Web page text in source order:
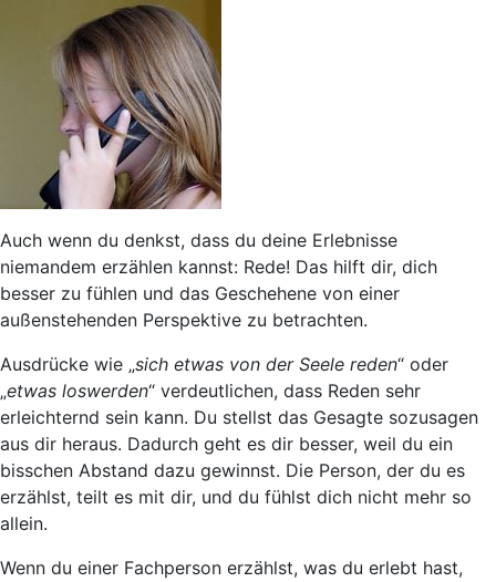
Auch wenn du denkst, dass du deine Erlebnisse
niemandem erzählen kannst: Rede! Das hilft dir, dich
besser zu fühlen und das Geschehene von einer
außenstehenden Perspektive zu betrachten.
Ausdrücke wie „sich etwas von der Seele reden“ oder
„etwas loswerden“ verdeutlichen, dass Reden sehr
erleichternd sein kann. Du stellst das Gesagte sozusagen
aus dir heraus. Dadurch geht es dir besser, weil du ein
bisschen Abstand dazu gewinnst. Die Person, der du es
erzählst, teilt es mit dir, und du fühlst dich nicht mehr so
allein.
Wenn du einer Fachperson erzählst, was du erlebt hast,